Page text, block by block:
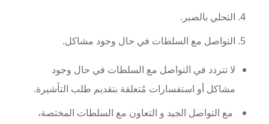
التحلي بالصبر.
التواصل مع السلطات في حال وجود مشاكل.
لا تتردد في التواصل مع السلطات في حال وجود
مشاكل أو استفسارات مُتعلقة بتقديم طلب التأشيرة.
مع التواصل الجيد و التعاون مع السلطات المختصة،